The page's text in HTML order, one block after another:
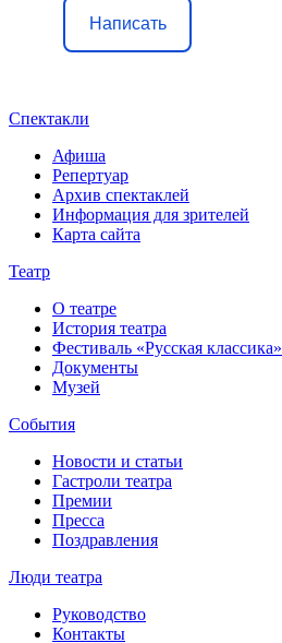
Написать
Спектакли
Афиша
Репертуар
Архив спектаклей
Информация для зрителей
Карта сайта
Театр
О театре
История театра
Фестиваль «Русская классика»
Документы
Музей
События
Новости и статьи
Гастроли театра
Премии
Пресса
Поздравления
Люди театра
Руководство
Контакты